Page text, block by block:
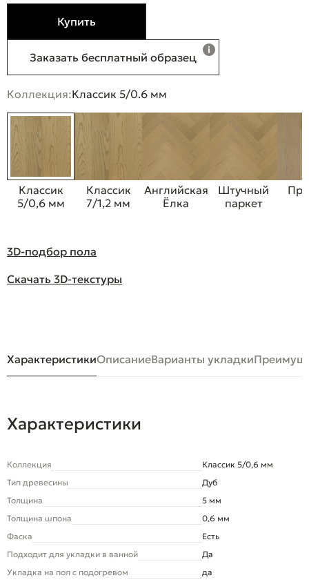
Купить
Заказать бесплатный образец
Коллекция:Классик 5/0.6 мм
Классик
5/0,6 мм
Классик
7/1,2 мм
Английская
Ёлка
Штучный
паркет
3D-подбор пола
Скачать 3D-текстуры
ХарактеристикиОписаниеВарианты укладки
Характеристики
Коллекция
Классик 5/0,6 мм
Тип древесины
Дуб
Толщина
5 мм
Толщина шпона
0,6 мм
Фаска
Есть
Подходит для укладки в ванной
Да
Укладка на пол c подогревом
да